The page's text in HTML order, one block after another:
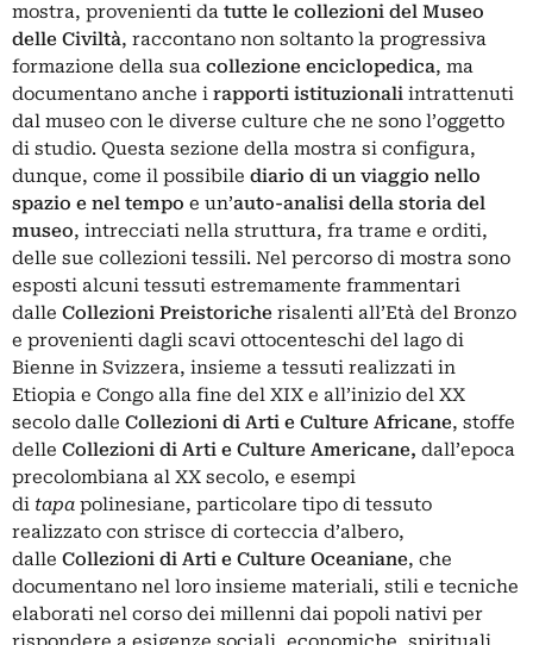
mostra, provenienti da tutte le collezioni del Museo
delle Civiltà, raccontano non soltanto la progressiva
formazione della sua collezione enciclopedica, ma
documentano anche i rapporti istituzionali intrattenuti
dal museo con le diverse culture che ne sono l’oggetto
di studio. Questa sezione della mostra si configura,
dunque, come il possibile diario di un viaggio nello
spazio e nel tempo e un’auto-analisi della storia del
museo, intrecciati nella struttura, fra trame e orditi,
delle sue collezioni tessili. Nel percorso di mostra sono
esposti alcuni tessuti estremamente frammentari
dalle Collezioni Preistoriche risalenti all’Età del Bronzo
e provenienti dagli scavi ottocenteschi del lago di
Bienne in Svizzera, insieme a tessuti realizzati in
Etiopia e Congo alla fine del XIX e all’inizio del XX
secolo dalle Collezioni di Arti e Culture Africane, stoffe
delle Collezioni di Arti e Culture Americane, dall’epoca
precolombiana al XX secolo, e esempi
di tapa polinesiane, particolare tipo di tessuto
realizzato con strisce di corteccia d’albero,
dalle Collezioni di Arti e Culture Oceaniane, che
documentano nel loro insieme materiali, stili e tecniche
elaborati nel corso dei millenni dai popoli nativi per